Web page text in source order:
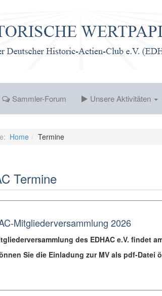
Sammler-Forum Unsere Aktivitäten
Home Termine
Termine
Mitgliederversammlung 2026
des EDHAC e.V. findet
Sie die Einladung zur MV als pdf-Datei